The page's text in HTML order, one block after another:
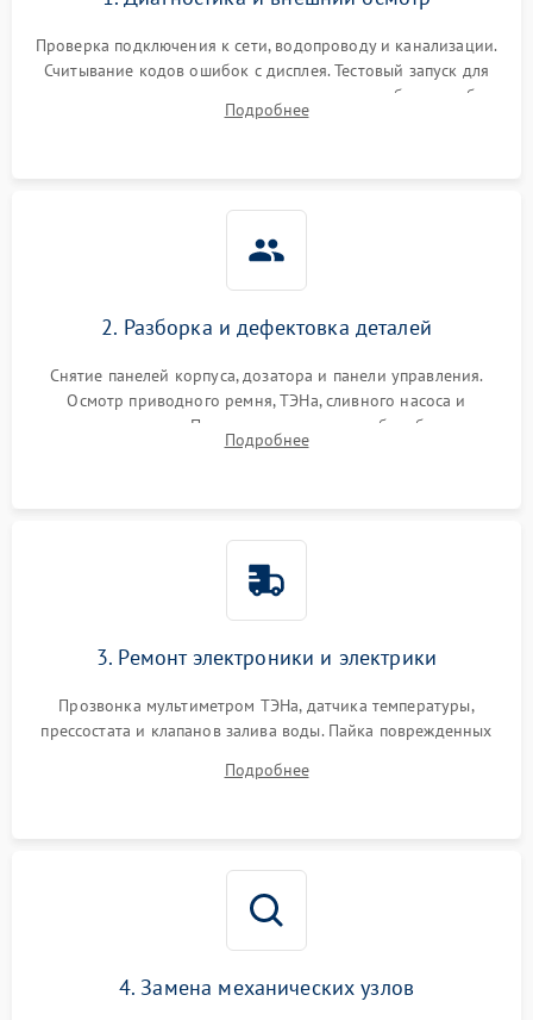
Проверка подключения к сети, водопроводу и канализации.
Считывание кодов ошибок с дисплея. Тестовый запуск для
выявления посторонних шумов, протечек или сбоев в работе
электронного модуля управления.
Подробнее
2. Разборка и дефектовка деталей
Снятие панелей корпуса, дозатора и панели управления.
Осмотр приводного ремня, ТЭНа, сливного насоса и
амортизаторов. Проверка подшипников барабана и
крестовины на износ, а манжеты люка на разрывы.
Подробнее
3. Ремонт электроники и электрики
Прозвонка мультиметром ТЭНа, датчика температуры,
прессостата и клапанов залива воды. Пайка поврежденных
Восстановление целостности проводки и контактов.
Подробнее
4. Замена механических узлов